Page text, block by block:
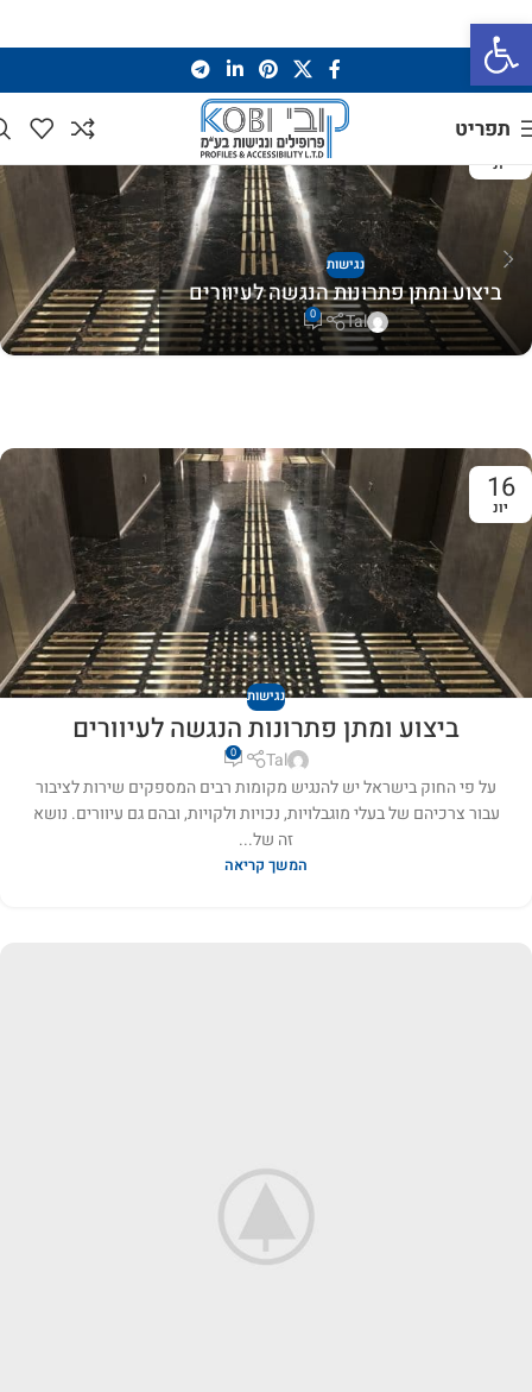
פתח סרגל נגישות
תפריט
16
יונ
נגישות
ביצוע ומתן פתרונות הנגשה לעיוורים
Tal
0
16
יונ
נגישות
ביצוע ומתן פתרונות הנגשה לעיוורים
Tal
0
על פי החוק בישראל יש להנגיש מקומות רבים המספקים שירות לציבור
עבור צרכיהם של בעלי מוגבלויות, נכויות ולקויות, ובהם גם עיוורים. נושא
זה של...
המשך קריאה